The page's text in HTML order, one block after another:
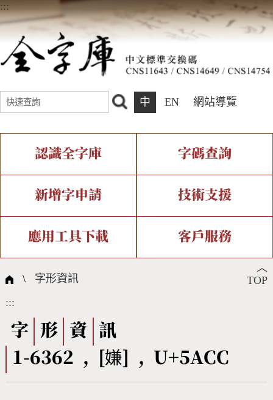
:::
中 EN 網站導覽
認識全字庫
全字庫介紹 全字庫現況
中文碼介紹 專有名詞介紹
國際字碼相關組織
字碼查詢
IDS查詢 部件查詢
複合查詢 注音查詢
筆畫查詢
筆順序查詢
CNS查詢 Unicode查詢
新增字申請
新字申請處理流程
技術支援
字形即時顯示 造字解決方案
全字庫授權 轉碼Web Service
應用工具下載
個人電腦造字處理工具
字形下載
客戶服務
問題集
熱門查詢統計
︿
TOP
\ 字形資訊
:::
字 形 資
訊
1-6362 , [嫌] , U+5ACC